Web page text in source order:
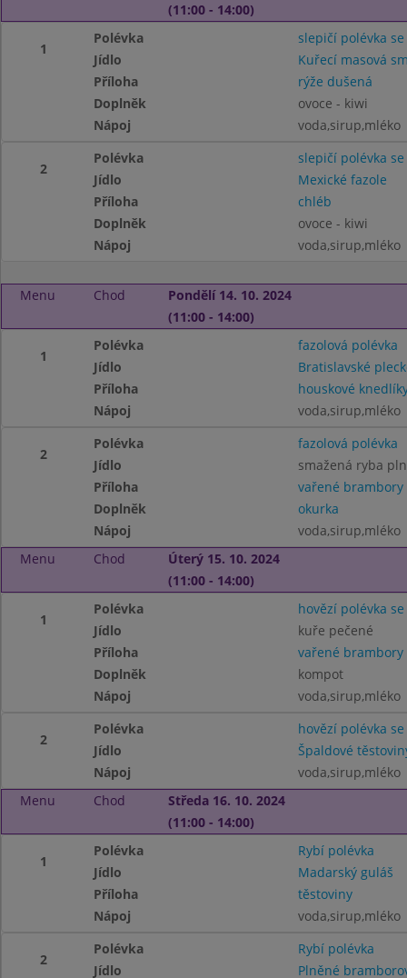
(11:00 - 14:00)
1
Polévka
slepičí polévka
Jídlo
Kuřecí masová
Příloha
rýže dušená
Doplněk
ovoce - kiwi
Nápoj
voda,sirup,mléko
2
Polévka
slepičí polévka
Jídlo
Mexické fazole
Příloha
chléb
Doplněk
ovoce - kiwi
Nápoj
voda,sirup,mléko
Menu Chod
Pondělí 14. 10. 2024
(11:00 - 14:00)
1
Polévka
fazolová polévka
Jídlo
Bratislavské
Příloha
houskové
Nápoj
voda,sirup,mléko
2
Polévka
fazolová polévka
Jídlo
smažená ryba
Příloha
vařené brambory
Doplněk
okurka
Nápoj
voda,sirup,mléko
Menu
Chod
Úterý 15. 10. 2024
(11:00 - 14:00)
1
Polévka
hovězí polévka
Jídlo
kuře pečené
Příloha
vařené brambory
Doplněk
kompot
Nápoj
voda,sirup,mléko
2
Polévka
hovězí polévka
Jídlo
Špaldové
Nápoj
voda,sirup,mléko
Menu
Chod
Středa 16. 10. 2024
(11:00 - 14:00)
1
Polévka
Rybí polévka
Jídlo
Madarský guláš
Příloha
těstoviny
Nápoj
voda,sirup,mléko
2
Polévka
Rybí polévka
Jídlo
Plněné